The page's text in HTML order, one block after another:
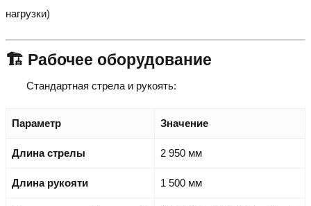
нагрузки)
🏗️ Рабочее оборудование
Стандартная стрела и рукоять:
Параметр Значение
Длина стрелы 2 950 мм
Длина рукояти 1 500 мм